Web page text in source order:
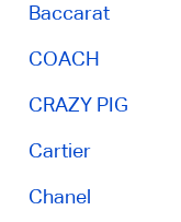
Baccarat
COACH
CRAZY PIG
Cartier
Chanel